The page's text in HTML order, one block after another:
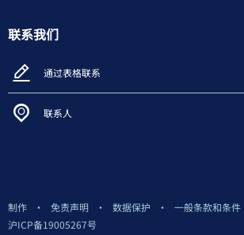
联系我们
通过表格联系
联系人
制作 免责声明 数据保护
一般条款和条件
沪ICP备19005267号